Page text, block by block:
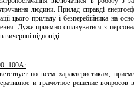
людини. Прилад справді
цього приладу і безперебійника на
Дуже приємно спілкуватися з
відповіді.
по всем характеристикам,
и грамотное решение вопросов